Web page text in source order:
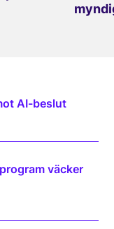
AI-beslut
väcker